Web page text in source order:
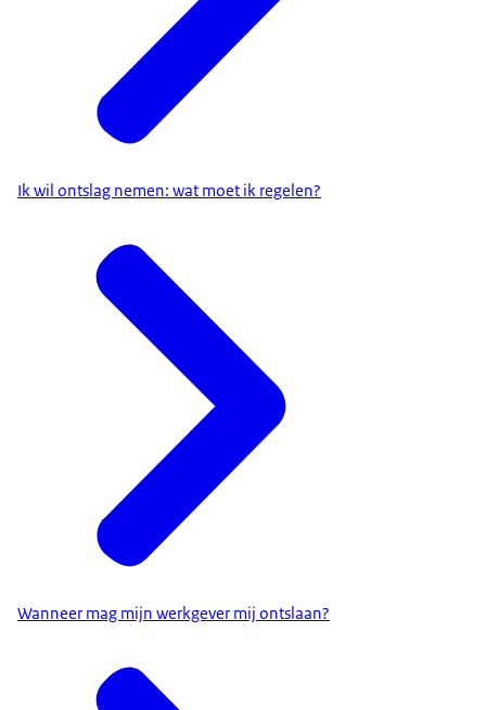
Ik wil ontslag nemen: wat moet ik regelen?
Wanneer mag mijn werkgever mij ontslaan?